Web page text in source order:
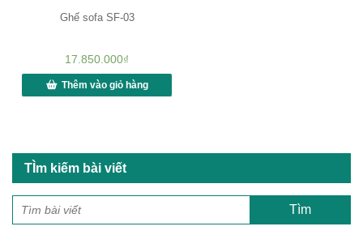
Ghế sofa SF-03
17.850.000₫
Thêm vào giỏ hàng
TÌm kiếm bài viết